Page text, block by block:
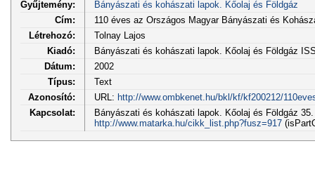
Gyűjtemény:
Bányászati és kohászati lapok. Kőolaj és Földgáz
Cím:
110 éves az Országos Magyar Bányászati és
Létrehozó:
Tolnay Lajos
Kiadó:
Bányászati és kohászati lapok. Kőolaj és Földgáz
Dátum:
2002
Típus:
Text
Azonosító:
URL: http://www.ombkenet.hu/bkl/kf/kf200212/
Kapcsolat:
Bányászati és kohászati lapok. Kőolaj és Földgáz
http://www.matarka.hu/cikk_list.php?fusz=917